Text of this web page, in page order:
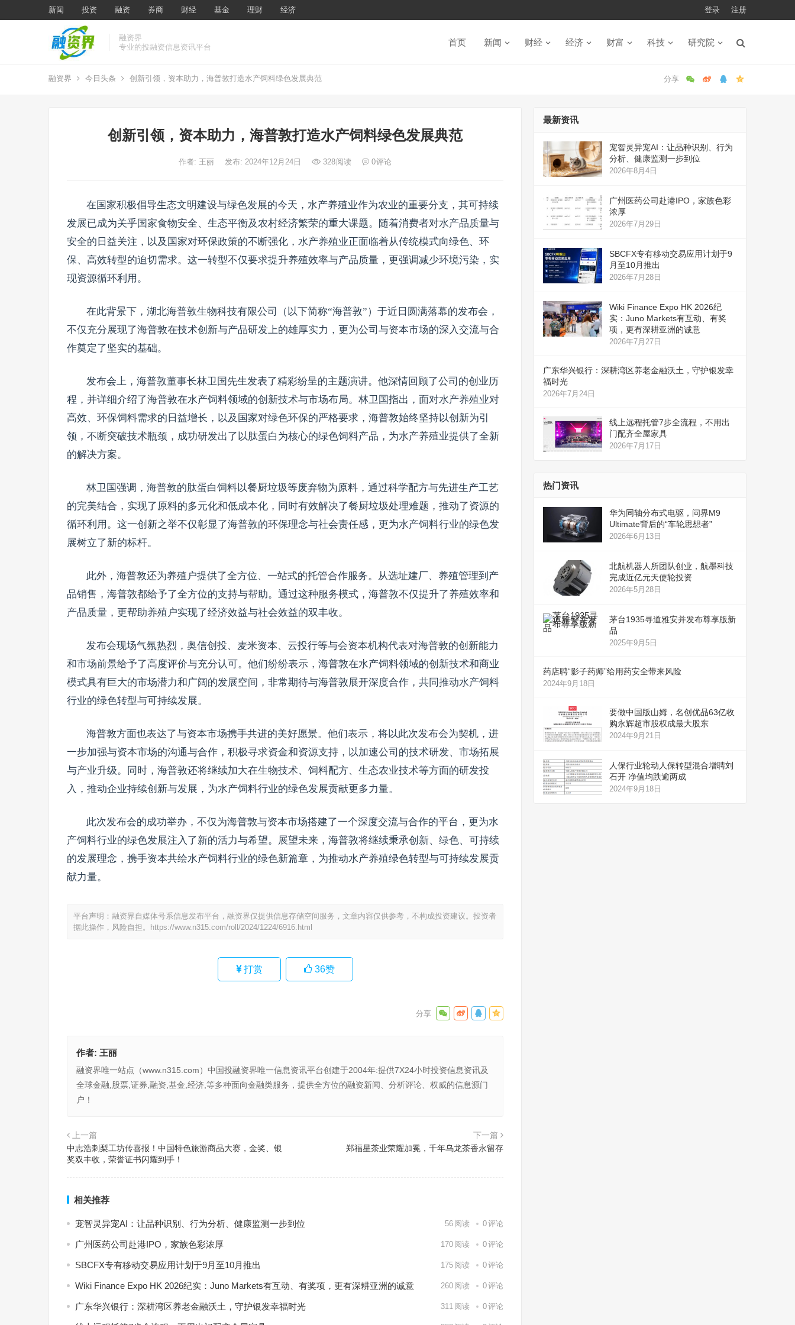
新闻 投资 融资 券商 财经 基金 理财 经济 登录 注册
融资界
专业的投融资信息资讯平台
首页 新闻 财经 经济 财富 科技 研究院
融资界 今日头条 创新引领，资本助力，海普敦打造水产饲料绿色发展典范
创新引领，资本助力，海普敦打造水产饲料绿色发展典范
作者: 王丽 发布: 2024年12月24日 328阅读 0评论
在国家积极倡导生态文明建设与绿色发展的今天，水产养殖业作为农业的重要分支，其可持续
发展已成为关乎国家食物安全、生态平衡及农村经济繁荣的重大课题。随着消费者对水产品质量与
安全的日益关注，以及国家对环保政策的不断强化，水产养殖业正面临着从传统模式向绿色、环
保、高效转型的迫切需求。这一转型不仅要求提升养殖效率与产品质量，更强调减少环境污染，实
现资源循环利用。
在此背景下，湖北海普敦生物科技有限公司（以下简称“海普敦”）于近日圆满落幕的发布会，
不仅充分展现了海普敦在技术创新与产品研发上的雄厚实力，更为公司与资本市场的深入交流与合
作奠定了坚实的基础。
发布会上，海普敦董事长林卫国先生发表了精彩纷呈的主题演讲。他深情回顾了公司的创业历
程，并详细介绍了海普敦在水产饲料领域的创新技术与市场布局。林卫国指出，面对水产养殖业对
高效、环保饲料需求的日益增长，以及国家对绿色环保的严格要求，海普敦始终坚持以创新为引
领，不断突破技术瓶颈，成功研发出了以肽蛋白为核心的绿色饲料产品，为水产养殖业提供了全新
的解决方案。
林卫国强调，海普敦的肽蛋白饲料以餐厨垃圾等废弃物为原料，通过科学配方与先进生产工艺
的完美结合，实现了原料的多元化和低成本化，同时有效解决了餐厨垃圾处理难题，推动了资源的
循环利用。这一创新之举不仅彰显了海普敦的环保理念与社会责任感，更为水产饲料行业的绿色发
展树立了新的标杆。
此外，海普敦还为养殖户提供了全方位、一站式的托管合作服务。从选址建厂、养殖管理到产
品销售，海普敦都给予了全方位的支持与帮助。通过这种服务模式，海普敦不仅提升了养殖效率和
产品质量，更帮助养殖户实现了经济效益与社会效益的双丰收。
发布会现场气氛热烈，奥信创投、麦米资本、云投行等与会资本机构代表对海普敦的创新能力
和市场前景给予了高度评价与充分认可。他们纷纷表示，海普敦在水产饲料领域的创新技术和商业
模式具有巨大的市场潜力和广阔的发展空间，非常期待与海普敦展开深度合作，共同推动水产饲料
行业的绿色转型与可持续发展。
海普敦方面也表达了与资本市场携手共进的美好愿景。他们表示，将以此次发布会为契机，进
一步加强与资本市场的沟通与合作，积极寻求资金和资源支持，以加速公司的技术研发、市场拓展
与产业升级。同时，海普敦还将继续加大在生物技术、饲料配方、生态农业技术等方面的研发投
入，推动企业持续创新与发展，为水产饲料行业的绿色发展贡献更多力量。
此次发布会的成功举办，不仅为海普敦与资本市场搭建了一个深度交流与合作的平台，更为水
产饲料行业的绿色发展注入了新的活力与希望。展望未来，海普敦将继续秉承创新、绿色、可持续
的发展理念，携手资本共绘水产饲料行业的绿色新篇章，为推动水产养殖绿色转型与可持续发展贡
献力量。
平台声明：融资界自媒体号系信息发布平台，融资界仅提供信息存储空间服务，文章内容仅供参考，不构成投资建议。投资者
据此操作，风险自担。
https://www.n315.com/roll/2024/1224/6916.html
打赏 36赞
作者: 王丽
融资界唯一站点（www.n315.com）中国投融资界唯一信息资讯平台创建于2004年:提供7X24小时投资信息资讯及
全球金融,股票,证券,融资,基金,经济,等多种面向金融类服务，提供全方位的融资新闻、分析评论、权威的信息源门
户！
上一篇
中志浩刺梨工坊传喜报！中国特色旅游商品大赛，金奖、银
奖双丰收，荣誉证书闪耀到手！
下一篇
郑福星茶业荣耀加冕，千年乌龙茶香永留存
相关推荐
宠智灵异宠AI：让品种识别、行为分析、健康监测一步到位 56 阅读 0评论
广州医药公司赴港IPO，家族色彩浓厚 170 阅读 0评论
SBCFX专有移动交易应用计划于9月至10月推出 175 阅读 0评论
Wiki Finance Expo HK 2026纪实：Juno Markets有互动、有奖项，更有深耕亚洲的诚意 260 阅读 0评论
广东华兴银行：深耕湾区养老金融沃土，守护银发幸福时光 311 阅读 0评论
最新资讯
宠智灵异宠AI：让品种识别、行为
分析、健康监测一步到位
2026年8月4日
广州医药公司赴港IPO，家族色彩
浓厚
2026年7月29日
SBCFX专有移动交易应用计划于9
月至10月推出
2026年7月28日
Wiki Finance Expo HK 2026纪
实：Juno Markets有互动、有奖
项，更有深耕亚洲的诚意
2026年7月27日
广东华兴银行：深耕湾区养老金融沃土，守护银发幸
福时光
2026年7月24日
线上远程托管7步全流程，不用出
门配齐全屋家具
2026年7月17日
热门资讯
华为同轴分布式电驱，问界M9
Ultimate背后的“车轮思想者”
2026年6月13日
北航机器人所团队创业，航墨科技
完成近亿元天使轮投资
2026年5月28日
茅台1935寻道雅安并发布尊享版新
品
2025年9月5日
药店聘“影子药师”给用药安全带来风险
2024年9月18日
要做中国版山姆，名创优品63亿收
购永辉超市股权成最大股东
2024年9月21日
人保行业轮动人保转型混合增聘刘
石开 净值均跌逾两成
2024年9月18日